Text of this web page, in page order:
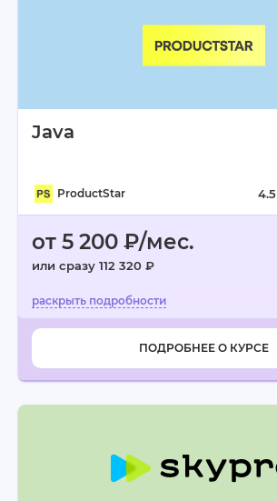
Java
ProductStar 4.5
от 5 200 ₽/мес.
или сразу 112 320 ₽
ПОДРОБНЕЕ О КУРСЕ